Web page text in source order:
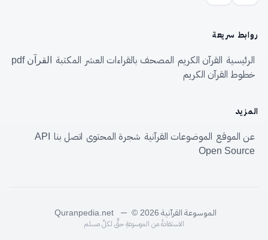
روابط سريعة
الرئيسية القرآن الكريم المصحف بالقراءات العشر المكتبة القرآن pdf
خطوط القرآن الكريم
المزيد
عن الموقع الموضوعات القرآنية شجرة المحتوى اتصل بنا
API
Open Source
الموسوعة القرآنية Quranpedia.net — © 2026
الاستفادةُ من الموسوعةِ حقٌّ لكلِّ مسلم